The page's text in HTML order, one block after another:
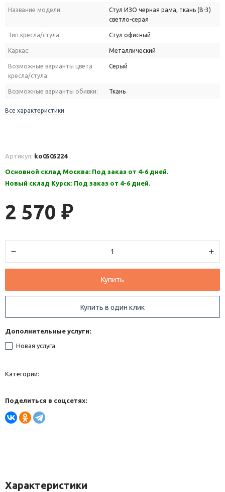
Название модели:
Стул ИЗО черная рама, ткань (В-3)
светло-серая
Тип кресла/стула: Стул офисный
Каркас: Металлический
Возможные варианты цвета
кресла/стула:
Серый
Возможные варианты обивки: Ткань
Все характеристики
Артикул: ko0505224
Основной склад Москва: Под заказ от 4-6 дней.
Новый склад Курск: Под заказ от 4-6 дней.
2 570 ₽
Купить
Купить в один клик
Дополнительные услуги:
Новая услуга
Категории:
Поделиться в соцсетях:
Характеристики